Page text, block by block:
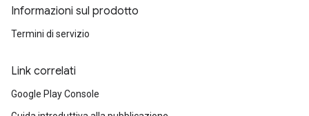
Informazioni sul prodotto
Termini di servizio
Link correlati
Google Play Console